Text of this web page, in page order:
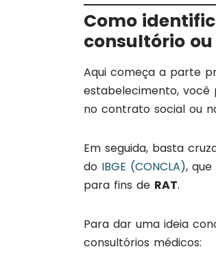
Como
consultório
Aqui começa a parte
estabelecimento, você
no contrato social ou
Em seguida, basta
do IBGE (CONCLA),
para fins de RAT.
Para dar uma ideia
consultórios médicos: